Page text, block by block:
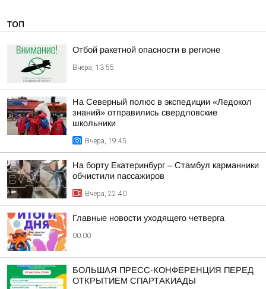
ТОП
Отбой ракетной опасности в регионе
Вчера, 13:55
На Северный полюс в экспедиции «Ледокол
знаний» отправились свердловские
школьники
Вчера, 19:45
На борту Екатеринбург – Стамбул карманники
обчистили пассажиров
Вчера, 22:40
Главные новости уходящего четверга
00:00
БОЛЬШАЯ ПРЕСС-КОНФЕРЕНЦИЯ ПЕРЕД
ОТКРЫТИЕМ СПАРТАКИАДЫ